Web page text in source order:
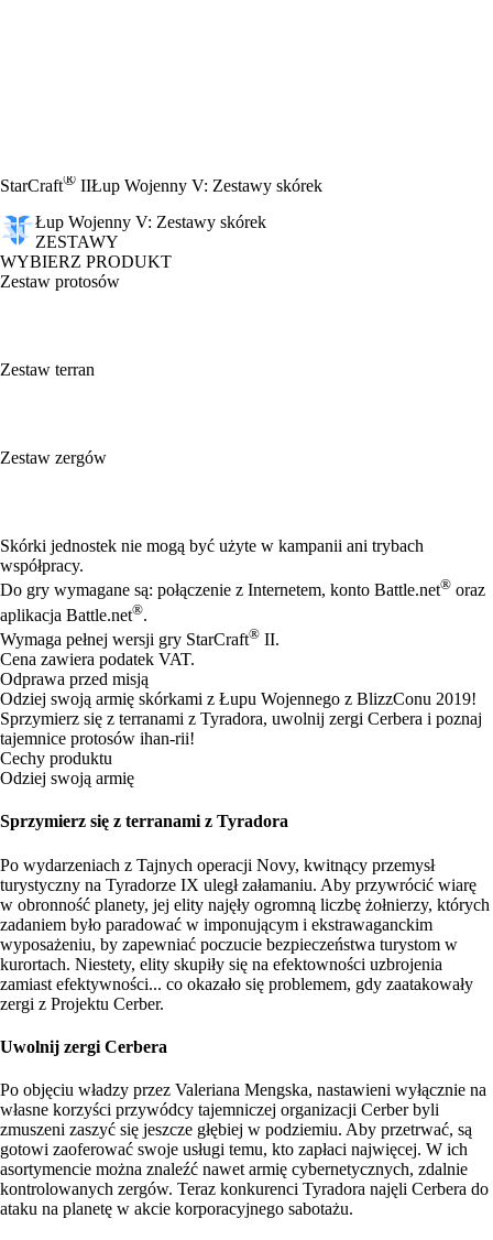
StarCraft® IIŁup Wojenny V: Zestawy skórek
Łup Wojenny V: Zestawy skórek
ZESTAWY
WYBIERZ PRODUKT
Zestaw protosów
Zestaw terran
Zestaw zergów
Available actions
Skórki jednostek nie mogą być użyte w kampanii ani trybach
współpracy.
Do gry wymagane są: połączenie z Internetem, konto Battle.net® oraz
aplikacja Battle.net®.
Wymaga pełnej wersji gry StarCraft® II.
Cena zawiera podatek VAT.
Odprawa przed misją
Odziej swoją armię skórkami z Łupu Wojennego z BlizzConu 2019!
Sprzymierz się z terranami z Tyradora, uwolnij zergi Cerbera i poznaj
tajemnice protosów ihan-rii!
Cechy produktu
Odziej swoją armię
Sprzymierz się z terranami z Tyradora
Po wydarzeniach z Tajnych operacji Novy, kwitnący przemysł
turystyczny na Tyradorze IX uległ załamaniu. Aby przywrócić wiarę
w obronność planety, jej elity najęły ogromną liczbę żołnierzy, których
zadaniem było paradować w imponującym i ekstrawaganckim
wyposażeniu, by zapewniać poczucie bezpieczeństwa turystom w
kurortach. Niestety, elity skupiły się na efektowności uzbrojenia
zamiast efektywności... co okazało się problemem, gdy zaatakowały
zergi z Projektu Cerber.
Uwolnij zergi Cerbera
Po objęciu władzy przez Valeriana Mengska, nastawieni wyłącznie na
własne korzyści przywódcy tajemniczej organizacji Cerber byli
zmuszeni zaszyć się jeszcze głębiej w podziemiu. Aby przetrwać, są
gotowi zaoferować swoje usługi temu, kto zapłaci najwięcej. W ich
asortymencie można znaleźć nawet armię cybernetycznych, zdalnie
kontrolowanych zergów. Teraz konkurenci Tyradora najęli Cerbera do
ataku na planetę w akcie korporacyjnego sabotażu.